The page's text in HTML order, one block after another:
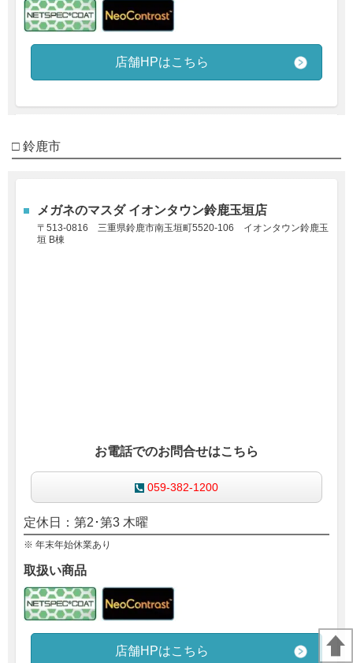
店舗HPはこちら
□ 鈴鹿市
メガネのマスダ イオンタウン鈴鹿玉垣店
〒513-0816 三重県鈴鹿市南玉垣町5520-106 イオンタウン鈴鹿玉
垣 B棟
お電話でのお問合せはこちら
059-382-1200
定休日： 第2･第3 木曜
※ 年末年始休業あり
取扱い商品
店舗HPはこちら